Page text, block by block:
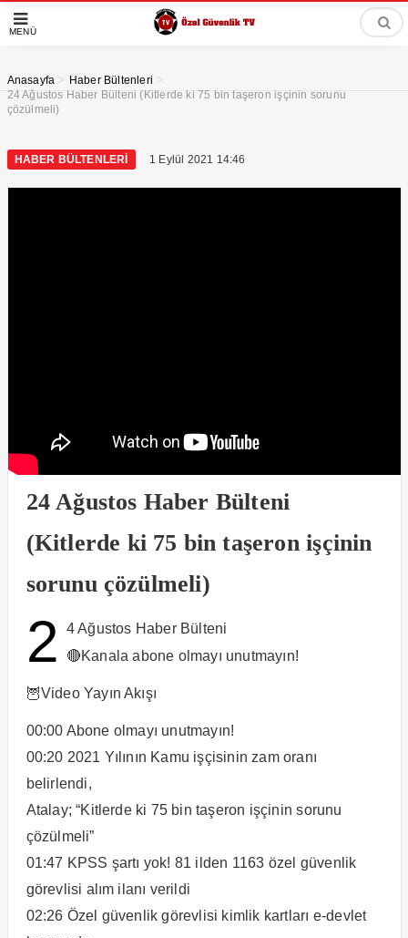
MENÜ
Anasayfa > Haber Bültenleri >
24 Ağustos Haber Bülteni (Kitlerde ki 75 bin taşeron işçinin sorunu
çözülmeli)
HABER BÜLTENLERI 1 Eylül 2021 14:46
24 Ağustos Haber Bülteni
(Kitlerde ki 75 bin taşeron işçinin
sorunu çözülmeli)
2
4 Ağustos Haber Bülteni
🔴Kanala abone olmayı unutmayın!
🦉Video Yayın Akışı
00:00​​​​ Abone olmayı unutmayın!
00:20​​​​ 2021 Yılının Kamu işçisinin zam oranı
belirlendi,
Atalay; “Kitlerde ki 75 bin taşeron işçinin sorunu
çözülmeli”
01:47​​​​ KPSS şartı yok! 81 ilden 1163 özel güvenlik
görevlisi alım ilanı verildi
02:26 Özel güvenlik görevlisi kimlik kartları e-devlet